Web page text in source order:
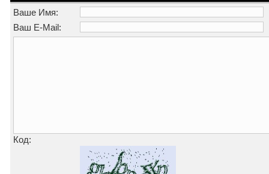
Ваше Имя:
Ваш E-Mail:
Код: